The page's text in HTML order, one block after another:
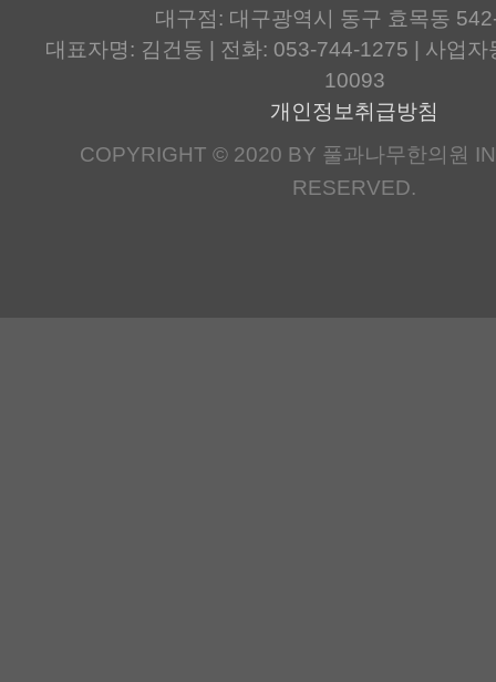
대구점: 대구광역시 동구 효목동
대표자명: 김건동 | 전화: 053-744-1275 | 사업
10093
개인정보취급방침
COPYRIGHT © 2020 BY 풀과나무한의원
RESERVED.